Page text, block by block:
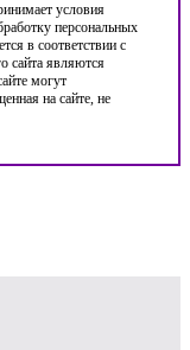
условия
персональных
в соответствии с
сайта являются
могут
на сайте, не